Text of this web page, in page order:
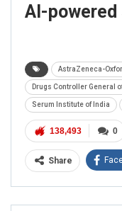
AI-
AstraZeneca-
Drugs Controller General
Serum Institute of India
0
138,493
Share